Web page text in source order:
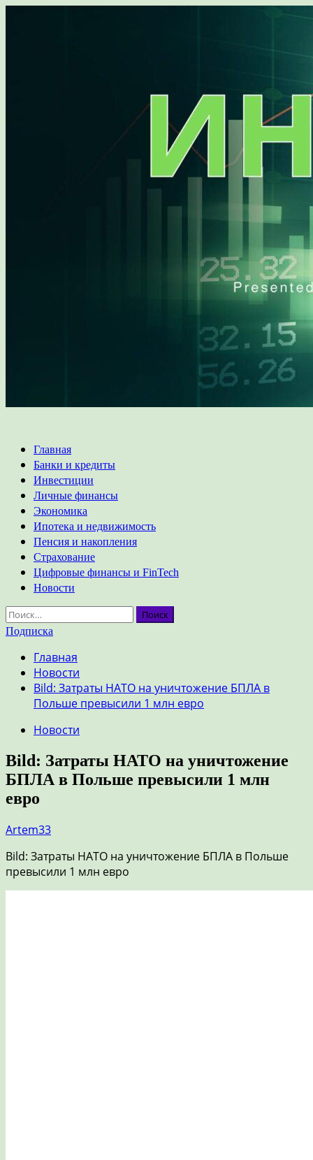
Основное
меню
Главная
Банки и кредиты
Инвестиции
Личные финансы
Экономика
Ипотека и недвижимость
Пенсия и накопления
Страхование
Цифровые финансы и FinTech
Новости
Найти:
Подписка
Главная
Новости
Bild: Затраты НАТО на уничтожение БПЛА в
Польше превысили 1 млн евро
Новости
Bild: Затраты НАТО на уничтожение
БПЛА в Польше превысили 1 млн
евро
Artem33
Bild: Затраты НАТО на уничтожение БПЛА в Польше
превысили 1 млн евро